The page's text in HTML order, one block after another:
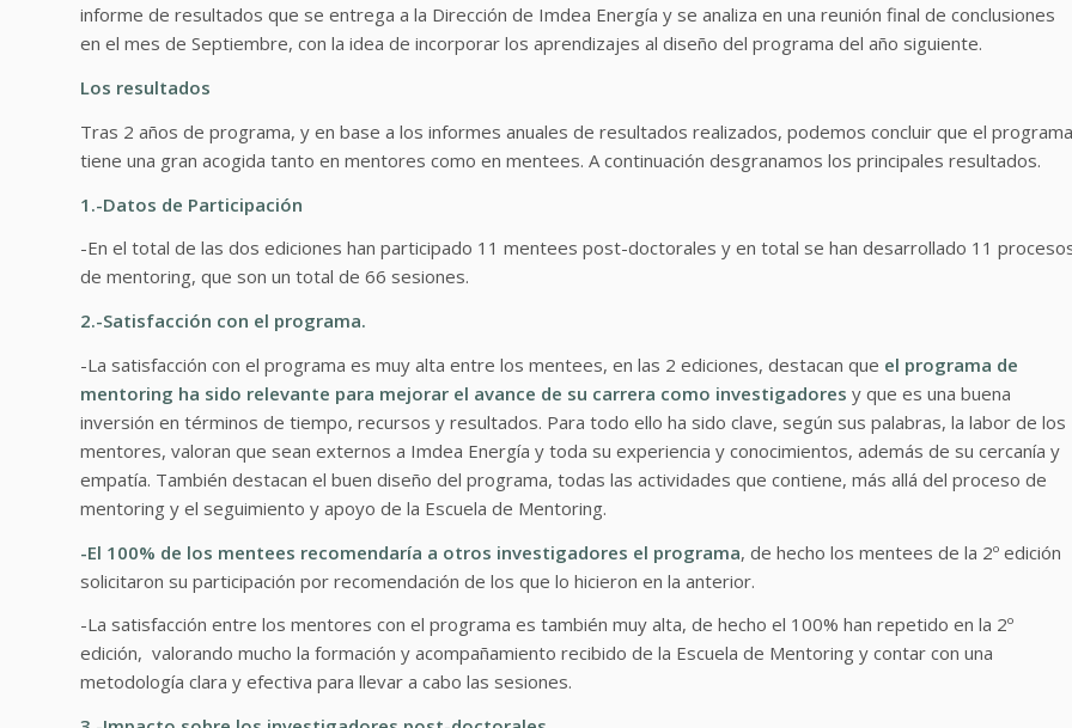
informe de resultados que se entrega a la Dirección de Imdea Energía y se analiza en una reunión final de conclusiones
en el mes de Septiembre, con la idea de incorporar los aprendizajes al diseño del programa del año siguiente.
Los resultados
Tras 2 años de programa, y en base a los informes anuales de resultados realizados, podemos concluir que el programa
tiene una gran acogida tanto en mentores como en mentees. A continuación desgranamos los principales resultados.
1.-Datos de Participación
-En el total de las dos ediciones han participado 11 mentees post-doctorales y en total se han desarrollado 11
de mentoring, que son un total de 66 sesiones.
2.-Satisfacción con el programa.
-La satisfacción con el programa es muy alta entre los mentees, en las 2 ediciones, destacan que el programa de
mentoring ha sido relevante para mejorar el avance de su carrera como investigadores y que es una buena
inversión en términos de tiempo, recursos y resultados. Para todo ello ha sido clave, según sus palabras, la labor de los
mentores, valoran que sean externos a Imdea Energía y toda su experiencia y conocimientos, además de su cercanía y
empatía. También destacan el buen diseño del programa, todas las actividades que contiene, más allá del proceso de
mentoring y el seguimiento y apoyo de la Escuela de Mentoring.
-El 100% de los mentees recomendaría a otros investigadores el programa, de hecho los mentees de la 2º edición
solicitaron su participación por recomendación de los que lo hicieron en la anterior.
-La satisfacción entre los mentores con el programa es también muy alta, de hecho el 100% han repetido en la 2º
edición, valorando mucho la formación y acompañamiento recibido de la Escuela de Mentoring y contar con una
metodología clara y efectiva para llevar a cabo las sesiones.